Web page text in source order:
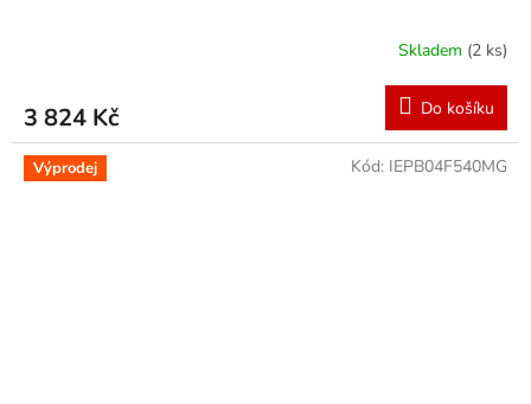
Skladem (2 ks)
3 824 Kč Do košíku
Výprodej Kód: IEPB04F540MG